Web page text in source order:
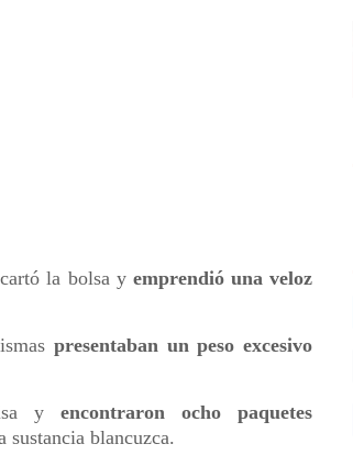
la bolsa y emprendió una veloz
presentaban un peso excesivo
yencontraron ocho paquetes
sustancia blancuzca.